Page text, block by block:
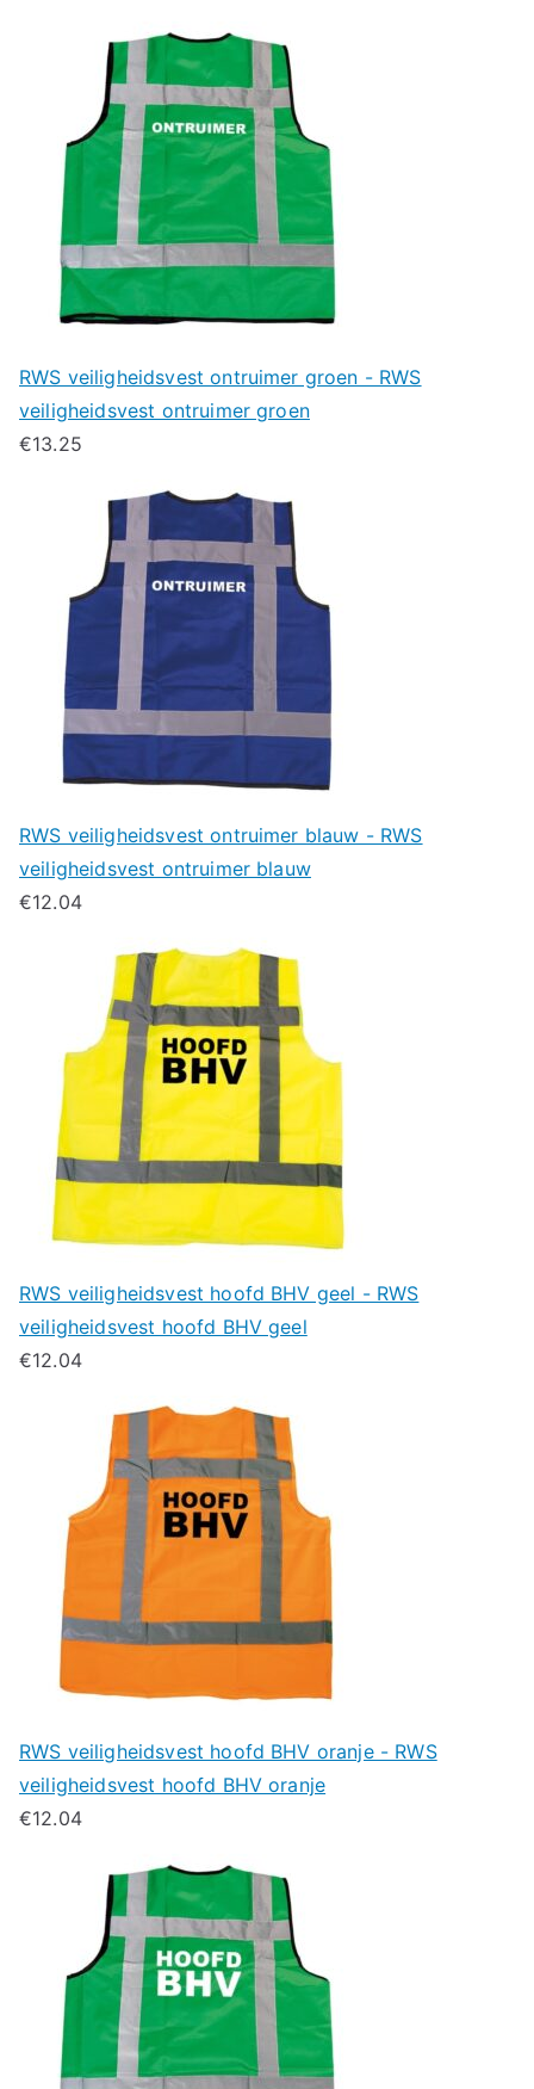
RWS veiligheidsvest ontruimer groen - RWS
veiligheidsvest ontruimer groen
€13.25
RWS veiligheidsvest ontruimer blauw - RWS
veiligheidsvest ontruimer blauw
€12.04
RWS veiligheidsvest hoofd BHV geel - RWS
veiligheidsvest hoofd BHV geel
€12.04
RWS veiligheidsvest hoofd BHV oranje - RWS
veiligheidsvest hoofd BHV oranje
€12.04